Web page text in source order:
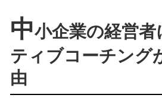
中小企業の経営者
ティブコーチング
由